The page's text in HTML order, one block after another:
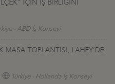
İÇİN İŞ BİRLİĞİNİ
- ABD İş Konseyi
MASA TOPLANTISI, LAHEY’DE
Türkiye - Hollanda İş Konseyi